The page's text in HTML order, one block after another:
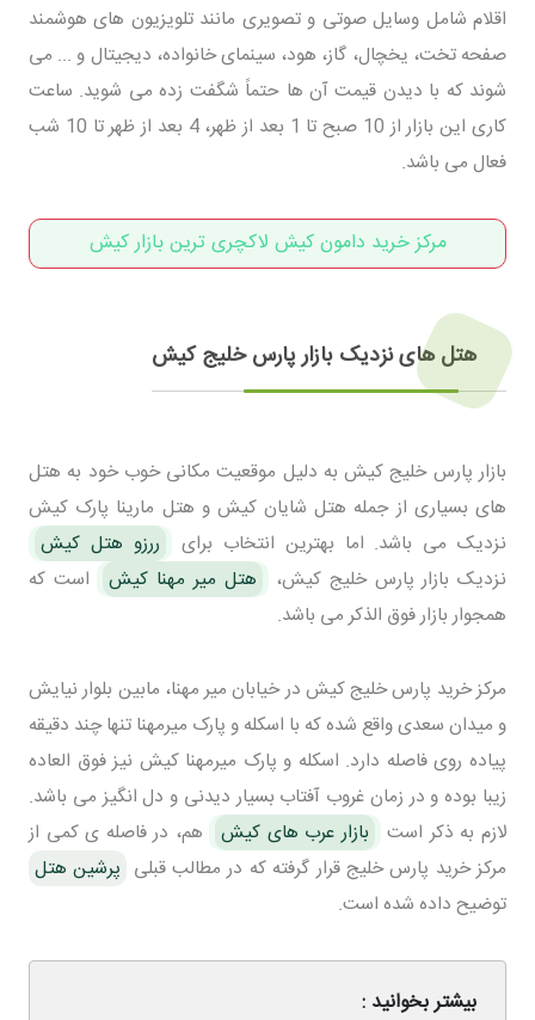
اقلام شامل وسایل صوتی و تصویری مانند تلویزیون های هوشمند
صفحه تخت، یخچال، گاز، هود، سینمای خانواده، دیجیتال و ... می
شوند که با دیدن قیمت آن ها حتماً شگفت زده می شوید. ساعت
کاری این بازار از 10 صبح تا 1 بعد از ظهر، 4 بعد از ظهر تا 10 شب
فعال می باشد.
مرکز خرید دامون کیش لاکچری ترین بازار کیش
هتل های نزدیک بازار پارس خلیج کیش
بازار پارس خلیج کیش به دلیل موقعیت مکانی خوب خود به هتل
های بسیاری از جمله هتل شایان کیش و هتل مارینا پارک کیش
نزدیک می باشد. اما بهترین انتخاب برای
ررزو هتل کیش
نزدیک بازار پارس خلیج کیش،
هتل میر مهنا کیش
است که
همجوار بازار فوق الذکر می باشد.
مرکز خرید پارس خلیج کیش در خیابان میر مهنا، مابین بلوار نیایش
و میدان سعدی واقع شده که با اسکله و پارک میرمهنا تنها چند دقیقه
پیاده روی فاصله دارد. اسکله و پارک میرمهنا کیش نیز فوق العاده
زیبا بوده و در زمان غروب آفتاب بسیار دیدنی و دل انگیز می باشد.
لازم به ذکر است بازار عرب های کیش
هم، در فاصله ی کمی از
مرکز خرید پارس خلیج قرار گرفته که در مطالب قبلی پرشین هتل
توضیح داده شده است.
بیشتر بخوانید :